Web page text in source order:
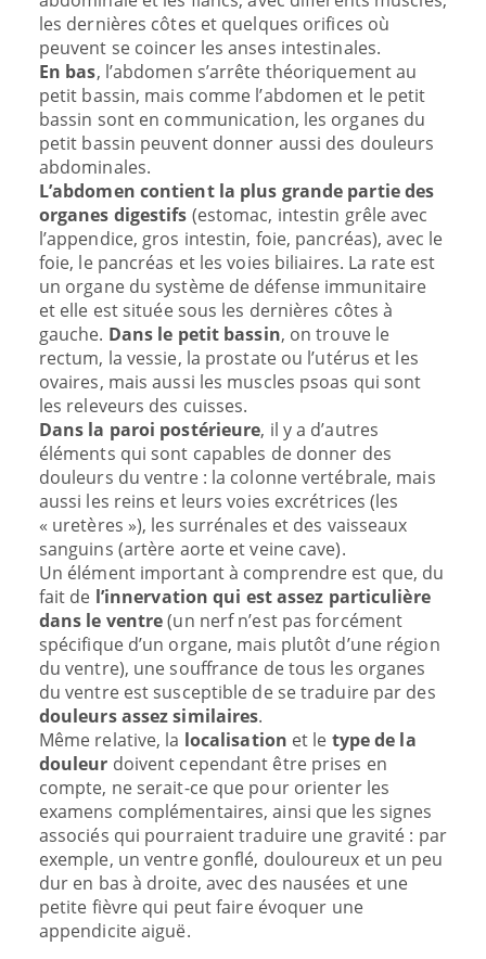
les dernières côtes et quelques orifices où
peuvent se coincer les anses intestinales.
En bas, l’abdomen s’arrête théoriquement au
petit bassin, mais comme l’abdomen et le petit
bassin sont en communication, les organes du
petit bassin peuvent donner aussi des douleurs
abdominales.
L’abdomen contient la plus grande partie des
organes digestifs (estomac, intestin grêle avec
l’appendice, gros intestin, foie, pancréas), avec le
foie, le pancréas et les voies biliaires. La rate est
un organe du système de défense immunitaire
et elle est située sous les dernières côtes à
gauche. Dans le petit bassin, on trouve le
rectum, la vessie, la prostate ou l’utérus et les
ovaires, mais aussi les muscles psoas qui sont
les releveurs des cuisses.
Dans la paroi postérieure, il y a d’autres
éléments qui sont capables de donner des
douleurs du ventre : la colonne vertébrale, mais
aussi les reins et leurs voies excrétrices (les
« uretères »), les surrénales et des vaisseaux
sanguins (artère aorte et veine cave).
Un élément important à comprendre est que, du
fait de l’innervation qui est assez particulière
dans le ventre(un nerf n’est pas forcément
spécifique d’un organe, mais plutôt d’une région
du ventre), une souffrance de tous les organes
du ventre est susceptible de se traduire par des
douleurs assez similaires.
Même relative, la localisation et le type de la
douleur doivent cependant être prises en
compte, ne serait-ce que pour orienter les
examens complémentaires, ainsi que les signes
associés qui pourraient traduire une gravité : par
exemple, un ventre gonflé, douloureux et un peu
dur en bas à droite, avec des nausées et une
petite fièvre qui peut faire évoquer une
appendicite aiguë.